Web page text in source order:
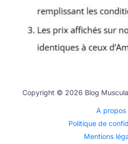
Copyright © 2026 Blog
A propos
Politique de
Mentions